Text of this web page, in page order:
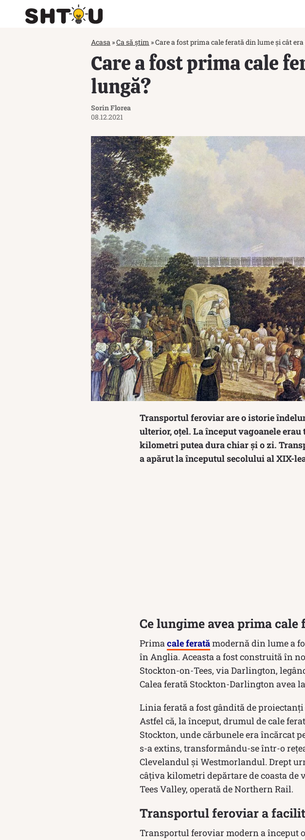
Acasa »Ca să știm »Care a fost prima cale ferată din lume și cât era
Care a fost prima cale
lungă?
Sorin Florea
08.12.2021
Transportul feroviar are o istorie
ulterior, oțel. La început vagoanele
kilometri putea dura chiar și o zi.
a apărut la începutul secolului al XIX-
Ce lungime avea prima cale
Primacale feratămodernă din lume a
în Anglia. Aceasta a fost construită în
Stockton-on-Tees, via Darlington,
Calea ferată Stockton-Darlington avea
Linia ferată a fost gândită de
Astfel că, la început, drumul de cale
Stockton, unde cărbunele era încărcat
s-a extins, transformându-se într-o
Clevelandul şi Westmorlandul. Drept
câţiva kilometri depărtare de coasta de
Tees Valley, operată de Northern Rail.
Transportul feroviar a
Transportul feroviar modern a început